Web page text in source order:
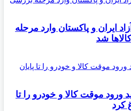
ایران و پاکستان وارد مرحله
شد
ورود موقت کالا و خودرو را تا
کرد